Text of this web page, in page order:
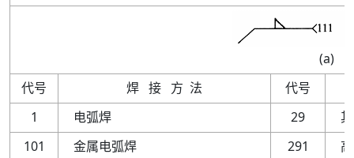
(a
代号
焊 接 方 法
代号
1
电弧焊 29
101
金属电弧焊 291